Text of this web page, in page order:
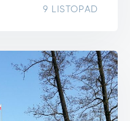
9 LISTOPAD